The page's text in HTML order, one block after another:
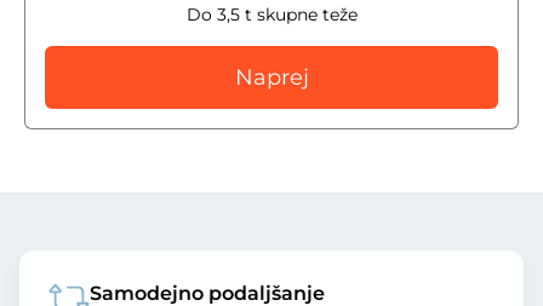
Do 3,5 t skupne teže
Naprej
Samodejno podaljšanje